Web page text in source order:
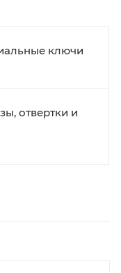
ключи
отвертки и